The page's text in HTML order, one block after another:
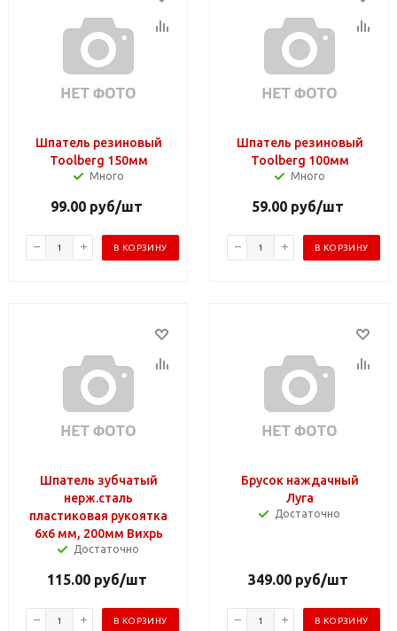
Шпатель резиновый
Toolberg 150мм
Много
99.00 руб/шт
В КОРЗИНУ
Шпатель резиновый
Toolberg 100мм
Много
59.00 руб/шт
В КОРЗИНУ
Шпатель зубчатый
нерж.сталь
пластиковая рукоятка
6х6 мм, 200мм Вихрь
Достаточно
115.00руб/шт
В КОРЗИНУ
Брусок наждачный
Луга
Достаточно
349.00руб/шт
В КОРЗИНУ